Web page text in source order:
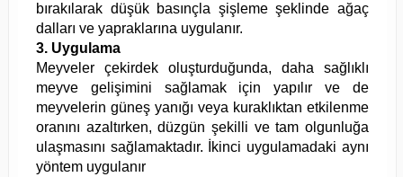
bırakılarak düşük basınçla şişleme şeklinde ağaç
dalları ve yapraklarına uygulanır.
3. Uygulama
Meyveler çekirdek oluşturduğunda, daha sağlıklı
meyve gelişimini sağlamak için yapılır ve de
meyvelerin güneş yanığı veya kuraklıktan etkilenme
oranını azaltırken, düzgün şekilli ve tam olgunluğa
ulaşmasını sağlamaktadır. İkinci uygulamadaki aynı
yöntem uygulanır